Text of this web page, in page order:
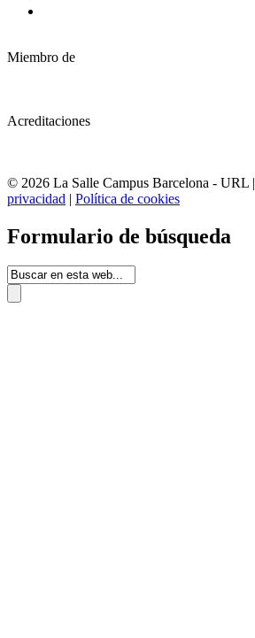
Miembro de
Acreditaciones
© 2026 La Salle Campus Barcelona - URL |
privacidad | Política de cookies
Formulario de búsqueda